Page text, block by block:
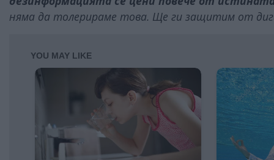
няма да толерираме това. Ще ги защитим от